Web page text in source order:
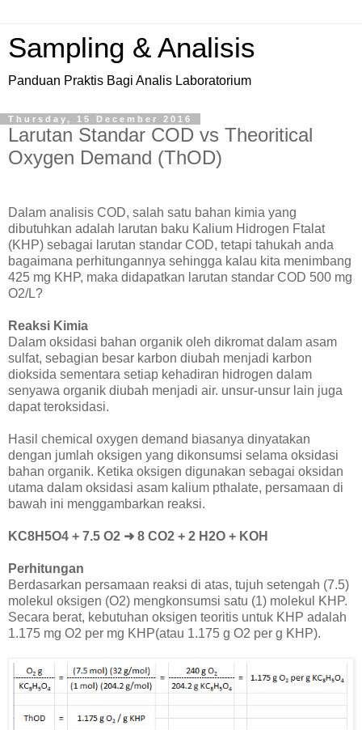
Sampling & Analisis
Panduan Praktis Bagi Analis Laboratorium
Thursday, 15 December 2016
Larutan Standar COD vs Theoritical
Oxygen Demand (ThOD)
Dalam analisis COD, salah satu bahan kimia yang
dibutuhkan adalah larutan baku Kalium Hidrogen Ftalat
(KHP) sebagai larutan standar COD, tetapi tahukah anda
bagaimana perhitungannya sehingga kalau kita menimbang
425 mg KHP, maka didapatkan larutan standar COD 500 mg
O2/L?
Reaksi Kimia
Dalam oksidasi bahan organik oleh dikromat dalam asam
sulfat, sebagian besar karbon diubah menjadi karbon
dioksida sementara setiap kehadiran hidrogen dalam
senyawa organik diubah menjadi air. unsur-unsur lain juga
dapat teroksidasi.
Hasil chemical oxygen demand biasanya dinyatakan
dengan jumlah oksigen yang dikonsumsi selama oksidasi
bahan organik. Ketika oksigen digunakan sebagai oksidan
utama dalam oksidasi asam kalium pthalate, persamaan di
bawah ini menggambarkan reaksi.
KC8H5O4 + 7.5 O2 ➜ 8 CO2 + 2 H2O + KOH
Perhitungan
Berdasarkan persamaan reaksi di atas, tujuh setengah (7.5)
molekul oksigen (O2) mengkonsumsi satu (1) molekul KHP.
Secara berat, kebutuhan oksigen teoritis untuk KHP adalah
1.175 mg O2 per mg KHP(atau 1.175 g O2 per g KHP).